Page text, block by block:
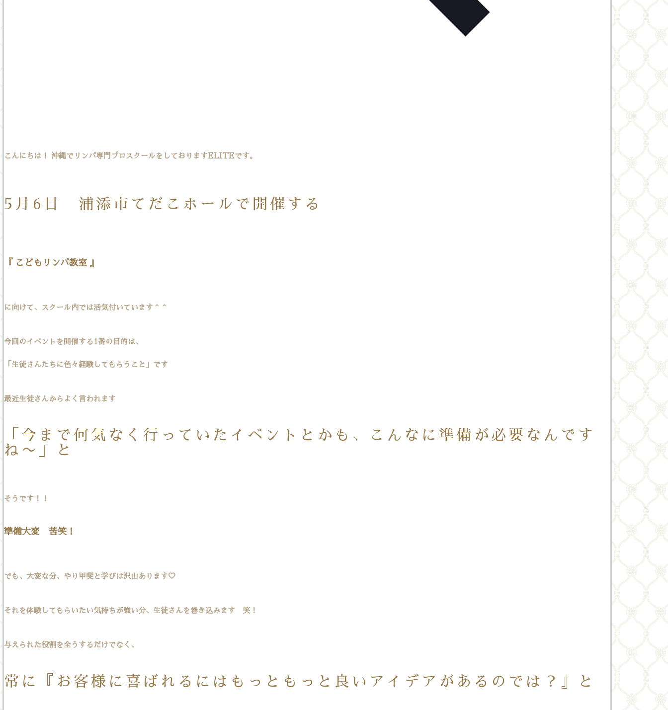
こんにちは！ 沖縄でリンパ専門プロスクールをしておりますELITEです。
5月6日 浦添市てだこホールで開催する
『 こどもリンパ教室 』
に向けて、スクール内では活気付いています＾＾
今回のイベントを開催する1番の目的は、
「生徒さんたちに色々経験してもらうこと」です
最近生徒さんからよく言われます
「今まで何気なく行っていたイベントとかも、こんなに準備が必要なんです
ね〜」と
そうです！！
準備大変 苦笑！
でも、大変な分、やり甲斐と学びは沢山あります♡
それを体験してもらいたい気持ちが強い分、生徒さんを巻き込みます 笑！
与えられた役割を全うするだけでなく、
常に『お客様に喜ばれるにはもっともっと良いアイデアがあるのでは？』と